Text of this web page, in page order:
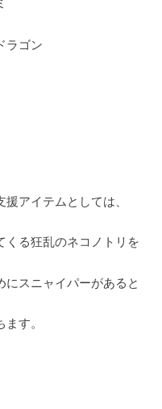
ラゴン
アイテムとしては、
くる狂乱のネコノトリを
にスニャイパーがあると
す。